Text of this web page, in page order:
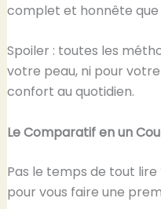
complet et honnête que
Spoiler : toutes les
votre peau, ni pour
confort au quotidien.
Le Comparatif en un
Pas le temps de tout
pour vous faire une